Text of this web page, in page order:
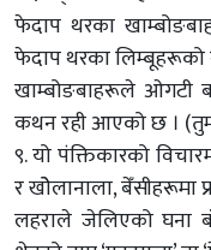
फेदाप थरका
फेदाप थरका लिम्बूहरूको
खाम्बोङबाहरूले ओगटी
कथन रही आएको छ ।
९. यो पंक्तिकारको
र खोेलानाला, बेँसीहरूमा
लहराले जेलिएको घना